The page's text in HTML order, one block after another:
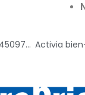
Sauce tomate – 3450970052160